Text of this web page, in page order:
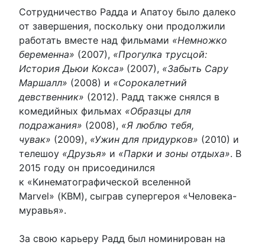
Сотрудничество Радда и Апатоу было далеко
от завершения, поскольку они продолжили
работать вместе над фильмами «Немножко
беременна» (2007), «Прогулка трусцой:
История Дьюи Кокса» (2007), «Забыть Сару
Маршалл» (2008) и «Сорокалетний
девственник» (2012). Радд также снялся в
комедийных фильмах «Образцы для
подражания» (2008), «Я люблю тебя,
чувак» (2009), «Ужин для придурков» (2010) и
телешоу «Друзья» и «Парки и зоны отдыха». В
2015 году он присоединился
к «Кинематографической вселенной
Marvel» (КВМ), сыграв супергероя «Человека-
муравья».
За свою карьеру Радд был номинирован на